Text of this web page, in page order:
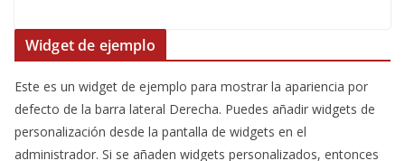
Widget de ejemplo
Este es un widget de ejemplo para mostrar la apariencia por
defecto de la barra lateral Derecha. Puedes añadir widgets de
personalización desde la pantalla de widgets en el
administrador. Si se añaden widgets personalizados, entonces